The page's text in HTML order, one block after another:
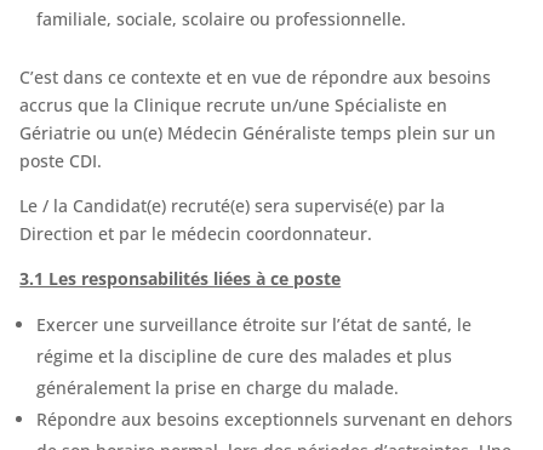
familiale, sociale, scolaire ou professionnelle.
C’est dans ce contexte et en vue de répondre aux besoins
accrus que la Clinique recrute un/une Spécialiste en
Gériatrie ou un(e) Médecin Généraliste temps plein sur un
poste CDI.
Le / la Candidat(e) recruté(e) sera supervisé(e) par la
Direction et par le médecin coordonnateur.
3.1 Les responsabilités liées à ce poste
Exercer une surveillance étroite sur l’état de santé, le
régime et la discipline de cure des malades et plus
généralement la prise en charge du malade.
Répondre aux besoins exceptionnels survenant en dehors